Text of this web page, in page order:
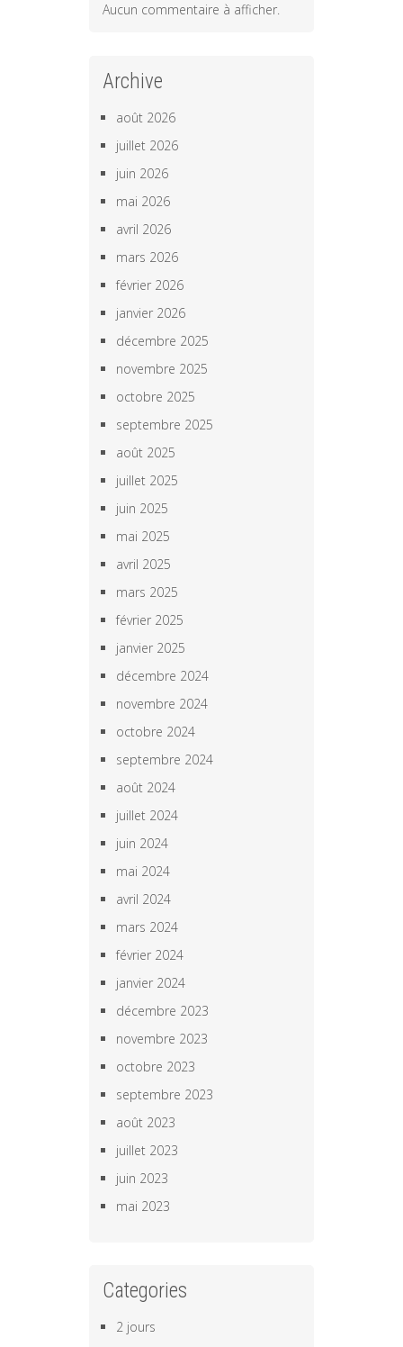
Aucun commentaire à afficher.
Archive
août 2026
juillet 2026
juin 2026
mai 2026
avril 2026
mars 2026
février 2026
janvier 2026
décembre 2025
novembre 2025
octobre 2025
septembre 2025
août 2025
juillet 2025
juin 2025
mai 2025
avril 2025
mars 2025
février 2025
janvier 2025
décembre 2024
novembre 2024
octobre 2024
septembre 2024
août 2024
juillet 2024
juin 2024
mai 2024
avril 2024
mars 2024
février 2024
janvier 2024
décembre 2023
novembre 2023
octobre 2023
septembre 2023
août 2023
juillet 2023
juin 2023
mai 2023
Categories
2 jours